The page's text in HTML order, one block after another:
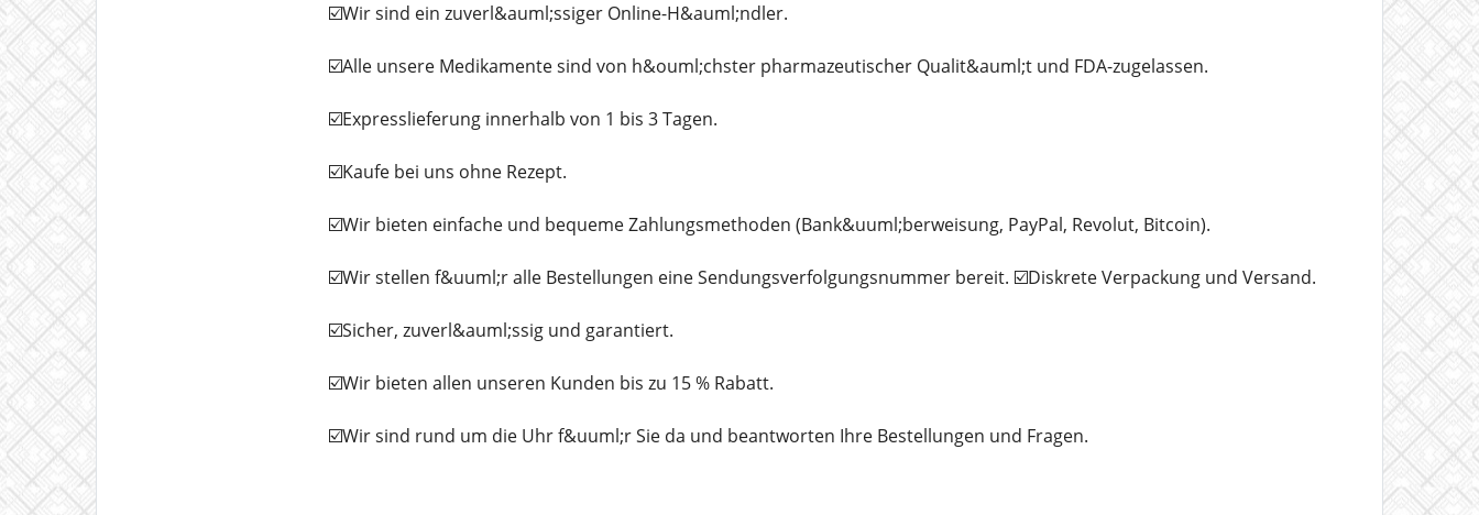
☑️Wir sind ein zuverl&auml;ssiger Online-H&auml;ndler.
☑️Alle unsere Medikamente sind von h&ouml;chster pharmazeutischer Qualit&auml;t und FDA-zugelassen.
☑️Expresslieferung innerhalb von 1 bis 3 Tagen.
☑️Kaufe bei uns ohne Rezept.
☑️Wir bieten einfache und bequeme Zahlungsmethoden (Bank&uuml;berweisung, PayPal, Revolut, Bitcoin).
☑️Wir stellen f&uuml;r alle Bestellungen eine Sendungsverfolgungsnummer bereit. ☑️Diskrete Verpackung und Versand.
☑️Sicher, zuverl&auml;ssig und garantiert.
☑️Wir bieten allen unseren Kunden bis zu 15 % Rabatt.
☑️Wir sind rund um die Uhr f&uuml;r Sie da und beantworten Ihre Bestellungen und Fragen.